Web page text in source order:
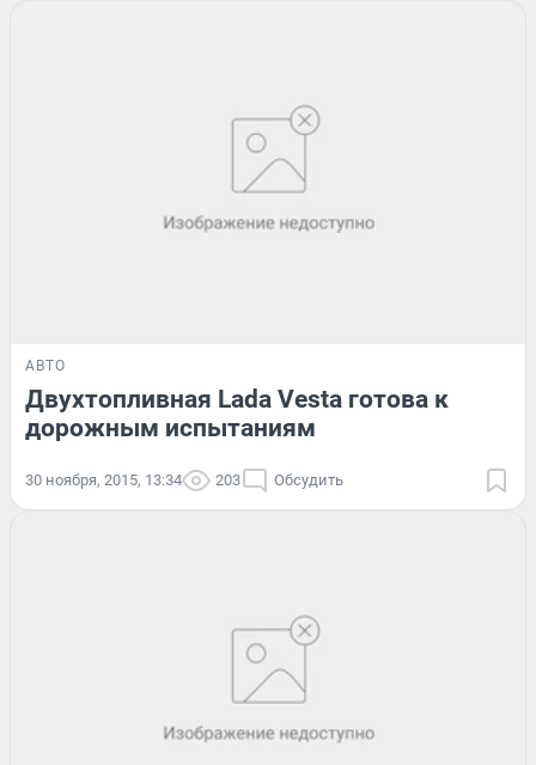
АВТО
Двухтопливная Lada Vesta готова к
дорожным испытаниям
30 ноября, 2015, 13:34 203 Обсудить